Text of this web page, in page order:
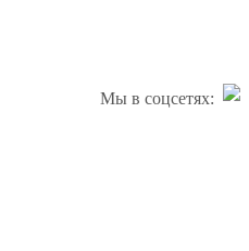
Мы в соцсетях: